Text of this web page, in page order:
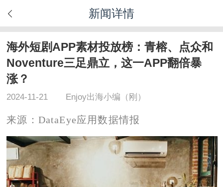
新闻详情
海外短剧APP素材投放榜：青榕、点众和
Noventure三足鼎立，这一APP翻倍暴
涨？
2024-11-21 Enjoy出海小编（刚）
来源：DataEye应用数据情报